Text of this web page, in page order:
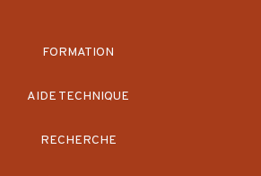
FORMATION
AIDE TECHNIQUE
RECHERCHE